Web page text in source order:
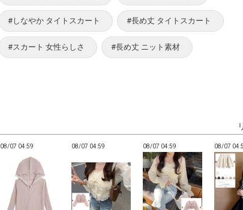
#しなやか タイトスカート #長め丈 タイトスカート
#スカート 女性らしさ #長め丈 ニット素材
08/07 04:59 08/07 04:59 08/07 04:59 08/07